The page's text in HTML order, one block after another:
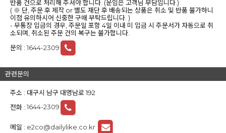
반품 건으로 처리해 주셔야 합니다. (운임은 고객님 부담입니다.)
( ※ 단, 주문 후 제작 or 별도 재단 후 배송되는 상품은 취소 및 반품 불가하니
이점 유의하시어 신중한 구매 부탁드립니다. )
- 무통장 입금의 경우, 주문일 포함 4일 이내 미 입금 시 주문서가 자동으로 취
소되며, 취소된 주문 건의 복구는 불가합니다.
문의 : 1644-2309
관련문의
주소 : 대구시 남구 대명남로 192
전화 : 1644-2309
메일 : e2co@dailylike.co.kr